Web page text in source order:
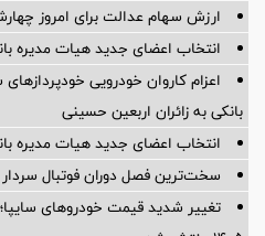
ارزش سهام عدالت برای امروز چهارشنبه ۱۴ مرداد
انتخاب اعضای جدید هیات مدیره
اعزام کاروان خودرویی
بانکی به زائران اربعین حسینی
انتخاب اعضای جدید هیات مدیره
سخت‌ترین فصل دوران فوتبال سردار